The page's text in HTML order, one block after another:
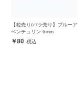
【粒売り/バラ売り】ブルーア
ベンチュリン 6mm
80